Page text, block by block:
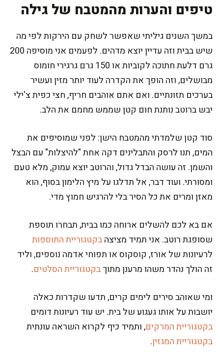
טיפים והערות מהמטבח של גילה
במשך השנים גיליתי שאפשר לשחק עם הירקות לפי מה
שיש בבית וזה עדיין יוצא מדהים. לפעמים אני מוסיפה 200
גרם דלעת חתוכה לקוביות או 150 גרם גרגירי חומוס
מבושלים, וזה הופך את הקדרה לעוד יותר מזין ועשיר
בערכים תזונתיים. ואם אתם אוהבים חריף, חצי כפית צ'ילי
יבש ברוטב נותנת חום קטן שממש מחמם את הלב.
סוד קטן שלמדתי מהמטבח הישן: לפני שמוסיפים את
המים, תנו לרסק והתבלינים דקה אחת "להיצלות" עם הבצל
והשמן. זה עושה הבדל גדול, והרוטב יוצא עמוק, מלא טעם
ומסורתי. ועוד דבר, אל תדלגו על מיץ הלימון בסוף, הוא
מאזן ומרים את כל הסיר בלי להרגיש חמוץ מדי.
אם בא לכם להשלים ארוחה כמו בבית, תבחרו תוספת
שסופגת רוטב. אני תמיד מציצהבקטגוריית התוספות
לרעיונות של אורז, קוסקוס או תפוחי אדמה נוספים, וליד
זה הולך נהדר משהו מרענן מתוךבקטגוריית הסלטים.
ומי שאוהב סירים לימים קרים, תדעו שקדרות כאלה
יושבות על אותו געגוע של בית. יש עוד רעיונות דומים
בקטגוריית המרקים, ותמיד כיף לקרוא השראה עונתית
בקטגוריית המגזין.